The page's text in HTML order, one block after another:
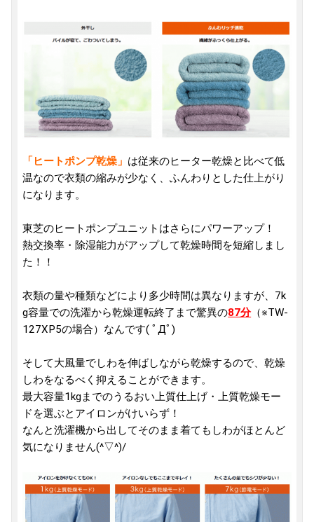
「ヒートポンプ乾燥」 は従来のヒーター乾燥と比べて低
温なので衣類の縮みが少なく、ふんわりとした仕上がり
になります。
東芝のヒートポンプユニットはさらにパワーアップ！
熱交換率・除湿能力がアップして乾燥時間を短縮しまし
た！！
衣類の量や種類などにより多少時間は異なりますが、7k
g容量での洗濯から乾燥運転終了まで驚異の87分（※TW-
127XP5の場合）なんです( ﾟДﾟ)
そして大風量でしわを伸ばしながら乾燥するので、乾燥
しわをなるべく抑えることができます。
最大容量1kgまでのうるおい上質仕上げ・上質乾燥モー
ドを選ぶとアイロンがけいらず！
なんと洗濯機から出してそのまま着てもしわがほとんど
気になりません(^▽^)/